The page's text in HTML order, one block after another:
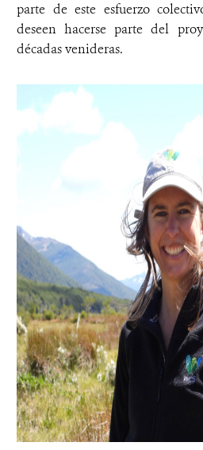
parte de este esfuerzo
deseen hacerse parte del
décadas venideras.